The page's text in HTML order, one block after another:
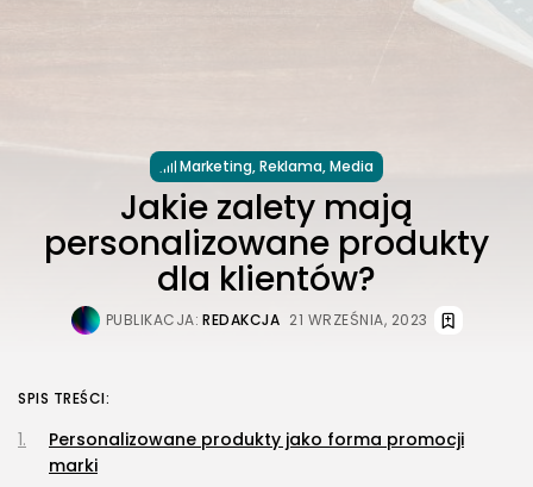
Marketing, Reklama, Media
Jakie zalety mają
personalizowane produkty
dla klientów?
PUBLIKACJA: REDAKCJA 21 WRZEŚNIA, 2023
SPIS TREŚCI:
Personalizowane produkty jako forma promocji
marki